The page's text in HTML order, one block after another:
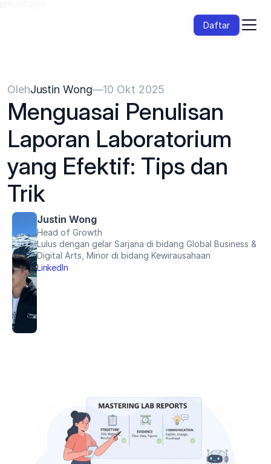
Daftar
OlehJustin Wong—10 Okt 2025
Menguasai Penulisan
Laporan Laboratorium
yang Efektif: Tips dan
Trik
Justin Wong
Head of Growth
Lulus dengan gelar Sarjana di bidang Global Business &
Digital Arts, Minor di bidang Kewirausahaan
LinkedIn